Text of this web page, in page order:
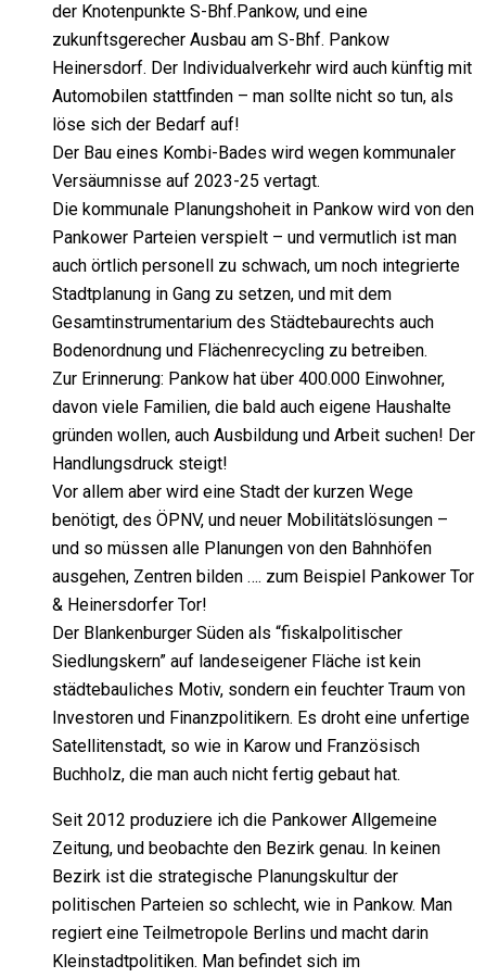
der Knotenpunkte S-Bhf.Pankow, und eine
zukunftsgerecher Ausbau am S-Bhf. Pankow
Heinersdorf. Der Individualverkehr wird auch künftig mit
Automobilen stattfinden – man sollte nicht so tun, als
löse sich der Bedarf auf!
Der Bau eines Kombi-Bades wird wegen kommunaler
Versäumnisse auf 2023-25 vertagt.
Die kommunale Planungshoheit in Pankow wird von den
Pankower Parteien verspielt – und vermutlich ist man
auch örtlich personell zu schwach, um noch integrierte
Stadtplanung in Gang zu setzen, und mit dem
Gesamtinstrumentarium des Städtebaurechts auch
Bodenordnung und Flächenrecycling zu betreiben.
Zur Erinnerung: Pankow hat über 400.000 Einwohner,
davon viele Familien, die bald auch eigene Haushalte
gründen wollen, auch Ausbildung und Arbeit suchen! Der
Handlungsdruck steigt!
Vor allem aber wird eine Stadt der kurzen Wege
benötigt, des ÖPNV, und neuer Mobilitätslösungen –
und so müssen alle Planungen von den Bahnhöfen
ausgehen, Zentren bilden …. zum Beispiel Pankower Tor
& Heinersdorfer Tor!
Der Blankenburger Süden als “fiskalpolitischer
Siedlungskern” auf landeseigener Fläche ist kein
städtebauliches Motiv, sondern ein feuchter Traum von
Investoren und Finanzpolitikern. Es droht eine unfertige
Satellitenstadt, so wie in Karow und Französisch
Buchholz, die man auch nicht fertig gebaut hat.
Seit 2012 produziere ich die Pankower Allgemeine
Zeitung, und beobachte den Bezirk genau. In keinen
Bezirk ist die strategische Planungskultur der
politischen Parteien so schlecht, wie in Pankow. Man
regiert eine Teilmetropole Berlins und macht darin
Kleinstadtpolitiken. Man befindet sich im